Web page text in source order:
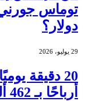
دولار؟
29 يوليو، 2026
20 دقيقة
أرباحًا بـ 462 ألف دولار من الشموع